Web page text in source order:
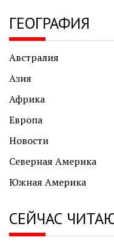
ГЕОГРАФИЯ
Австралия
Азия
Африка
Европа
Новости
Северная Америка
Южная Америка
СЕЙЧАС